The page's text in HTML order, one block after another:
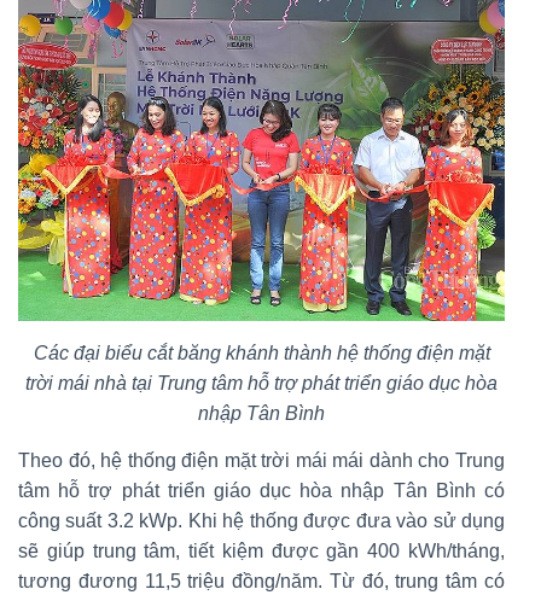
Các đại biểu cắt băng khánh thành hệ thống điện mặt
trời mái nhà tại Trung tâm hỗ trợ phát triển giáo dục hòa
nhập Tân Bình
Theo đó, hệ thống điện mặt trời mái mái dành cho Trung
tâm hỗ trợ phát triển giáo dục hòa nhập Tân Bình có
công suất 3.2 kWp. Khi hệ thống được đưa vào sử dụng
sẽ giúp trung tâm, tiết kiệm được gần 400 kWh/tháng,
tương đương 11,5 triệu đồng/năm. Từ đó, trung tâm có